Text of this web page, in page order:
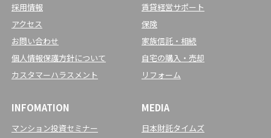
採用情報
アクセス
お問い合わせ
個人情報保護方針について
カスタマーハラスメント
賃貸経営サポート
保険
家族信託・相続
自宅の購入・売却
リフォーム
INFOMATION
マンション投資セミナー
MEDIA
日本財託タイムズ